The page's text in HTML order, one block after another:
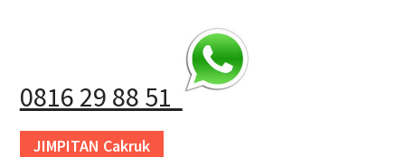
0816 29 88 51
JIMPITAN Cakruk